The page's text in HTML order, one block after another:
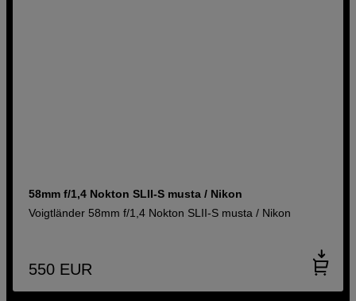
58mm f/1,4 Nokton SLII-S musta / Nikon
Voigtländer 58mm f/1,4 Nokton SLII-S musta / Nikon
550 EUR